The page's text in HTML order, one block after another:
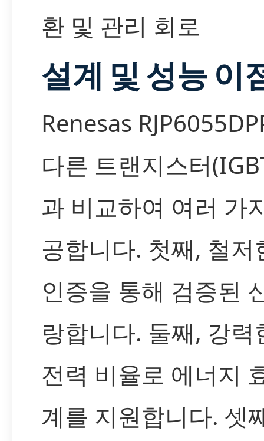
환 및 관리 회로
설계 및 성능 이
Renesas
다른 트랜지스터
과 비교하여 여러 가
공합니다. 첫째, 철
인증을 통해 검증된
랑합니다. 둘째, 강력
전력 비율로 에너지
계를 지원합니다. 셋